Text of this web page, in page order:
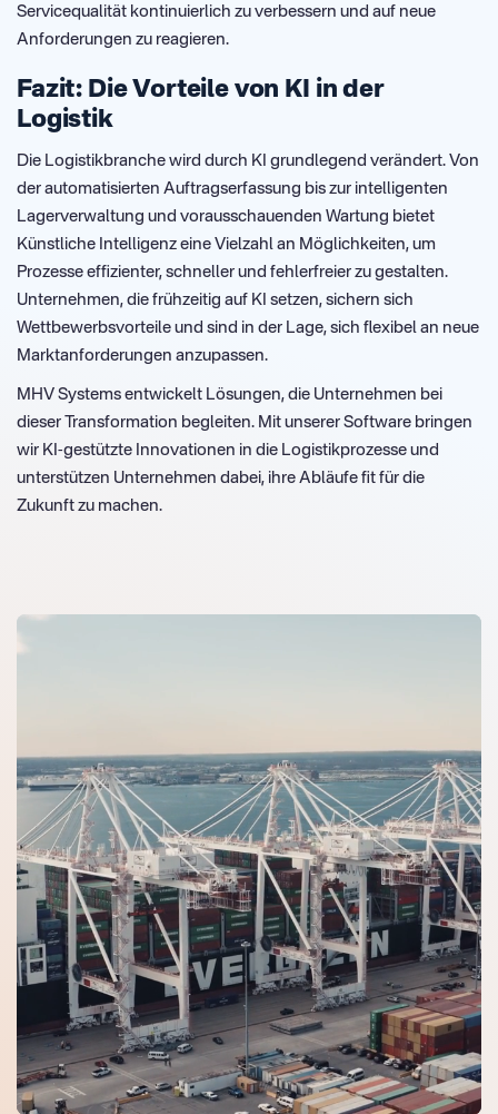
Servicequalität kontinuierlich zu verbessern und auf neue
Anforderungen zu reagieren.
Fazit: Die Vorteile von KI in der
Logistik
Die Logistikbranche wird durch KI grundlegend verändert. Von
der automatisierten Auftragserfassung bis zur intelligenten
Lagerverwaltung und vorausschauenden Wartung bietet
Künstliche Intelligenz eine Vielzahl an Möglichkeiten, um
Prozesse effizienter, schneller und fehlerfreier zu gestalten.
Unternehmen, die frühzeitig auf KI setzen, sichern sich
Wettbewerbsvorteile und sind in der Lage, sich flexibel an neue
Marktanforderungen anzupassen.
MHV Systems entwickelt Lösungen, die Unternehmen bei
dieser Transformation begleiten. Mit unserer Software bringen
wir KI-gestützte Innovationen in die Logistikprozesse und
unterstützen Unternehmen dabei, ihre Abläufe fit für die
Zukunft zu machen.